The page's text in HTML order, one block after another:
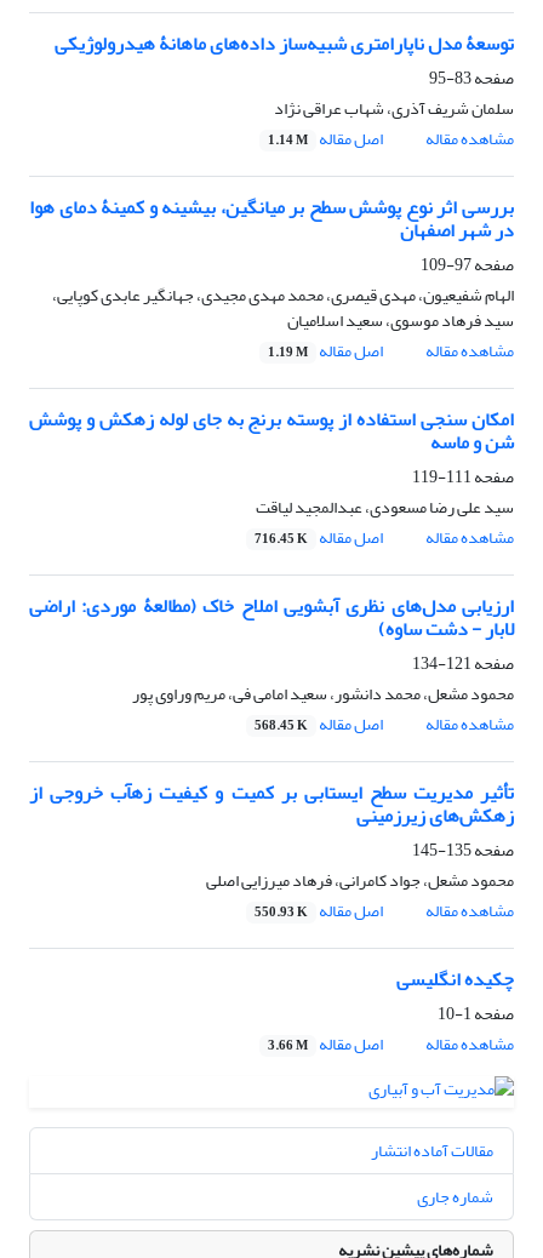
توسعۀ مدل ناپارامتری شبیه‌ساز داده‌های ماهانۀ هیدرولوژیکی
صفحه83-95
سلمان شریف آذری، شهاب عراقی نژاد
مشاهده مقاله
اصل مقاله 1.14 M
بررسی اثر نوع پوشش سطح بر میانگین، بیشینه و کمینۀ دمای هوا
در شهر اصفهان
صفحه97-109
الهام شفیعیون، مهدی قیصری، محمد مهدی مجیدی، جهانگیر عابدی کوپایی،
سید فرهاد موسوی، سعید اسلامیان
مشاهده مقاله
اصل مقاله 1.19 M
امکان سنجی استفاده از پوسته برنج به جای لوله زهکش و پوشش
شن و ماسه
صفحه111-119
سید علی رضا مسعودی، عبدالمجید لیاقت
مشاهده مقاله
اصل مقاله 716.45 K
ارزیابی مدل‌های نظری آبشویی املاح خاک (مطالعۀ موردی: اراضی
لابار - دشت ساوه)
صفحه121-134
محمود مشعل، محمد دانشور، سعید امامی فی، مریم وراوی پور
مشاهده مقاله
اصل مقاله 568.45 K
تأثیر مدیریت سطح ایستابی بر کمیت و کیفیت زهآب خروجی از
زهکش‌های زیرزمینی
صفحه135-145
محمود مشعل، جواد کامرانی، فرهاد میرزایی اصلی
مشاهده مقاله
اصل مقاله 550.93 K
چکیده انگلیسی
صفحه1-10
مشاهده مقاله
اصل مقاله 3.66 M
مقالات آماده انتشار
شماره جاری
شماره‌های پیشین نشریه